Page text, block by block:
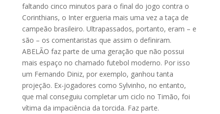
faltando cinco minutos para o final do jogo contra o
Corinthians, o Inter ergueria mais uma vez a taça de
campeão brasileiro. Ultrapassados, portanto, eram – e
são – os comentaristas que assim o definiram.
ABELÃO faz parte de uma geração que não possui
mais espaço no chamado futebol moderno. Por isso
um Fernando Diniz, por exemplo, ganhou tanta
projeção. Ex-jogadores como Sylvinho, no entanto,
que mal conseguiu completar um ciclo no Timão, foi
vítima da impaciência da torcida. Faz parte.